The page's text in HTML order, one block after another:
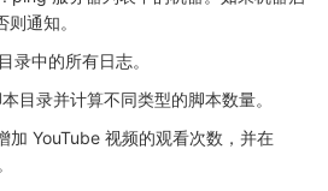
通知。
中的所有日志。
目录并计算不同类型的脚本数量。
YouTube 视频的观看次数，并在